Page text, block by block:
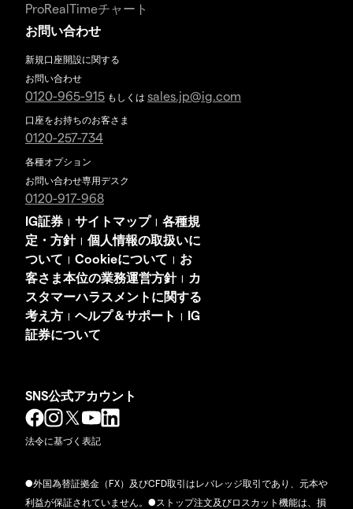
ProRealTimeチャート
お問い合わせ
新規口座開設に関する
お問い合わせ
0120-965-915 もしくは sales.jp@ig.com
口座をお持ちのお客さま
0120-257-734
各種オプション
お問い合わせ専用デスク
0120-917-968
IG証券 | サイトマップ | 各種規
定・方針| 個人情報の取扱いに
ついて | Cookieについて | お
客さま本位の業務運営方針|
カ
スタマーハラスメントに関する
考え方 | ヘルプ＆サポート | IG
証券について
SNS公式アカウント
法令に基づく表記
●外国為替証拠金（FX）及びCFD取引はレバレッジ取引であり、元本や
利益が保証されていません。●ストップ注文及びロスカット機能は、損